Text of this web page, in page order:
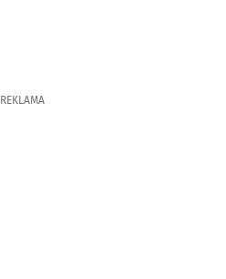
REKLAMA